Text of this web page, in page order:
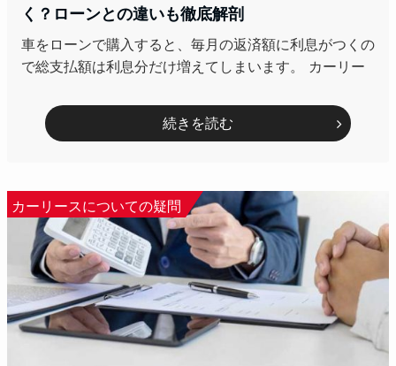
く？ローンとの違いも徹底解剖
車をローンで購入すると、毎月の返済額に利息がつくの
で総支払額は利息分だけ増えてしまいます。 カーリー
続きを読む
カーリースについての疑問